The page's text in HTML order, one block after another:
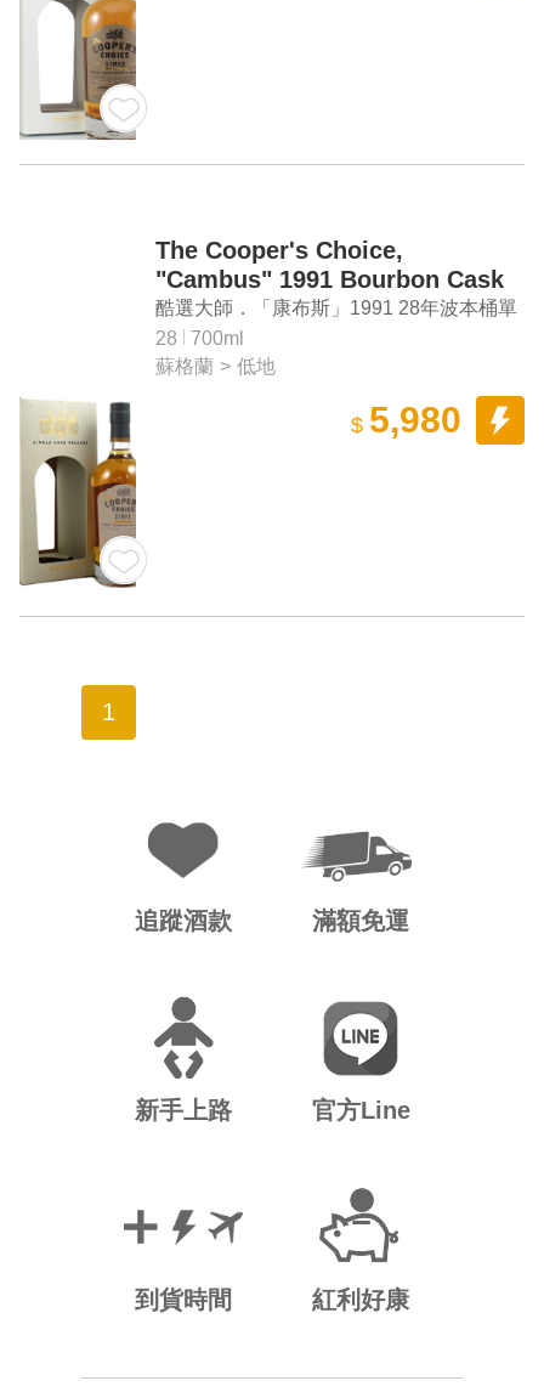
The Cooper's Choice,
"Cambus" 1991 Bourbon Cask
Matured Single Grain Whisky
酷選大師．「康布斯」1991 28年波本桶單
一桶穀物威士忌（台灣限定）
28
700ml
蘇格蘭 > 低地
$ 5,980
1
追蹤酒款 滿額免運
新手上路 官方Line
到貨時間 紅利好康